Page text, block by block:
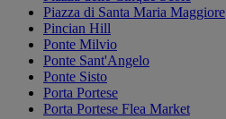
Piazza di Santa Maria Maggiore
Pincian Hill
Ponte Milvio
Ponte Sant'Angelo
Ponte Sisto
Porta Portese
Porta Portese Flea Market